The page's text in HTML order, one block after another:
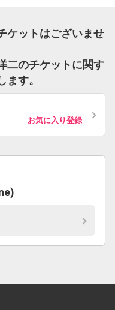
ケットはございませ
二のチケットに関す
す。
お気に入り登録